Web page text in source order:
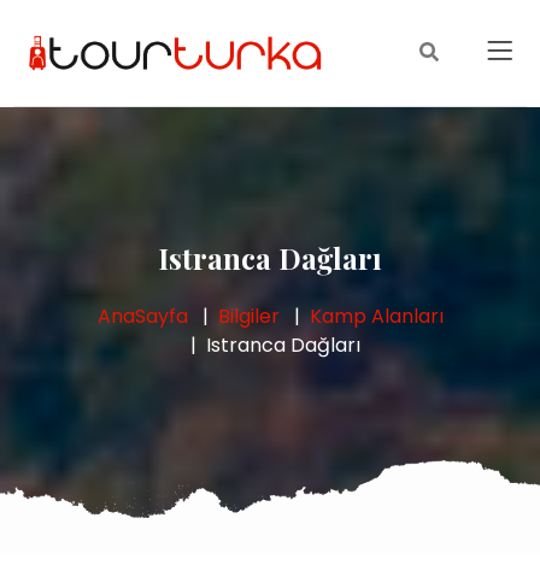
Istranca Dağları
AnaSayfa Bilgiler
Kamp Alanları
Istranca Dağları